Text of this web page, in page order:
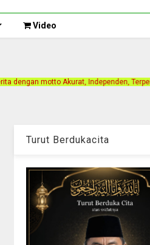
Video
Independen, Terpercaya. Alamat
Turut Berdukacita